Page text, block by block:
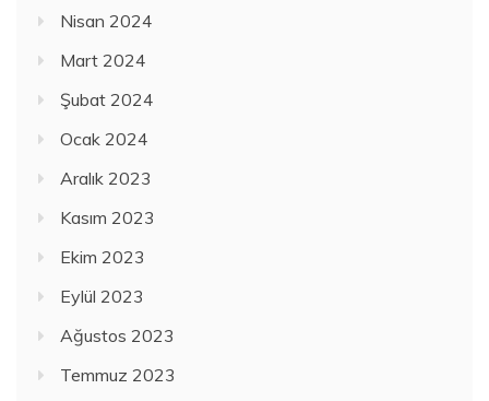
Nisan 2024
Mart 2024
Şubat 2024
Ocak 2024
Aralık 2023
Kasım 2023
Ekim 2023
Eylül 2023
Ağustos 2023
Temmuz 2023